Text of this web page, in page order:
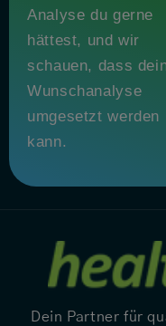
Analyse du gerne
hättest, und wir
schauen, dass
Wunschanalyse
umgesetzt werden
kann.
Dein Partner für